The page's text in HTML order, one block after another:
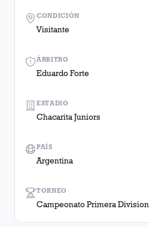
ÁRBITRO
Eduardo Forte
TORNEO
Campeonato Primera Division
CONDICIÓN
Visitante
ESTADIO
Chacarita Juniors
PAÍS
Argentina